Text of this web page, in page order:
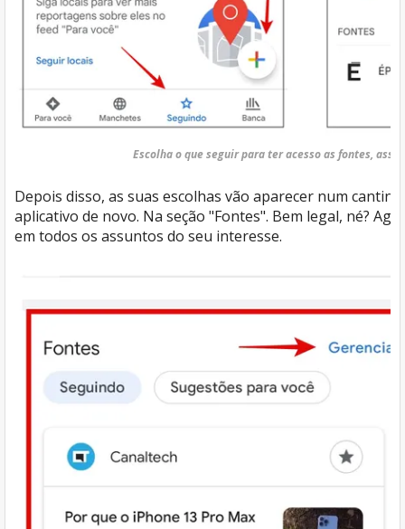
Escolha o que seguir para ter acesso as fontes,
Depois disso, as suas escolhas vão aparecer num
aplicativo de novo. Na seção "Fontes". Bem legal, né?
em todos os assuntos do seu interesse.